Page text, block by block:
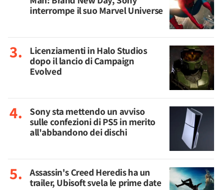
interrompe il suo Marvel Universe
Licenziamenti in Halo Studios
dopo il lancio di Campaign
Evolved
Sony sta mettendo un avviso
sulle confezioni di PS5 in merito
all'abbandono dei dischi
Assassin's Creed Heredis ha un
trailer, Ubisoft svela le prime date